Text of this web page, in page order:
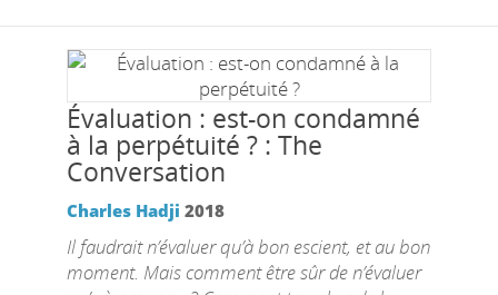
Évaluation : est-on condamné
à la perpétuité ? : The
Conversation
Charles Hadji 2018
Il faudrait n’évaluer qu’à bon escient, et au bon
moment. Mais comment être sûr de n’évaluer